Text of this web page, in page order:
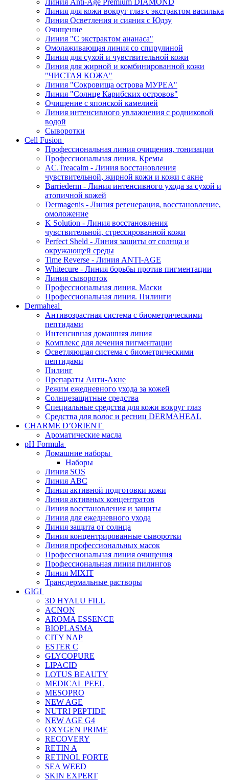
Линия Anti-Age Premium DIAMOND
Линия для кожи вокруг глаз с экстрактом василька
Линия Осветления и сияния с Юдзу
Очищение
Линия "С экстрактом ананаса"
Омолаживающая линия со спирулиной
Линия для сухой и чувствительной кожи
Линия для жирной и комбинированной кожи
"ЧИСТАЯ КОЖА"
Линия "Сокровища острова МУРЕА"
Линия "Солнце Карибских островов"
Очищение с японской камелией
Линия интенсивного увлажнения с родниковой
водой
Сыворотки
Cell Fusion
Профессиональная линия очищения, тонизации
Профессиональная линия. Кремы
AC.Treacalm - Линия восстановления
чувствительной, жирной кожи и кожи с акне
Barriederm - Линия интенсивного ухода за сухой и
атопичной кожей
Dermagenis - Линия регенерация, восстановление,
омоложение
K Solution - Линия восстановления
чувствительной, стрессированной кожи
Perfect Sheld - Линия защиты от солнца и
окружающей среды
Time Reverse - Линия ANTI-AGE
Whitecure - Линия борьбы против пигментации
Линия сывороток
Профессиональная линия. Маски
Профессиональная линия. Пилинги
Dermaheal
Антивозрастная система с биометрическими
пептидами
Интенсивная домашняя линия
Комплекс для лечения пигментации
Осветляющая система с биометрическими
пептидами
Пилинг
Препараты Анти-Акне
Режим ежедневного ухода за кожей
Солнцезащитные средства
Специальные средства для кожи вокруг глаз
Средства для волос и ресниц DERMAHEAL
CHARME D’ORIENT
Ароматические масла
pH Formula
Домашние наборы
Наборы
Линия SOS
Линия АВС
Линия активной подготовки кожи
Линия активных концентратов
Линия восстановления и защиты
Линия для ежедневного ухода
Линия защита от солнца
Линия концентрированные сыворотки
Линия профессиональных масок
Профессиональная линия очищения
Профессиональная линия пилингов
Линия MIXIT
Трансдермальные растворы
GIGI
3D HYALU FILL
ACNON
AROMA ESSENCE
BIOPLASMA
CITY NAP
ESTER C
GLYCOPURE
LIPACID
LOTUS BEAUTY
MEDICAL PEEL
MESOPRO
NEW AGE
NUTRI PEPTIDE
NEW AGE G4
OXYGEN PRIME
RECOVERY
RETIN A
RETINOL FORTE
SEA WEED
SKIN EXPERT